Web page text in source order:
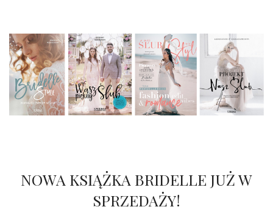
NOWA KSIĄŻKA BRIDELLE JUŻ W
SPRZEDAŻY!